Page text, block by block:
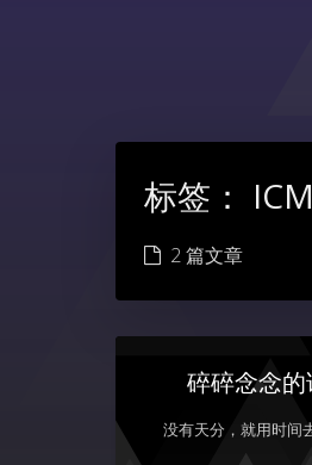
标签：
2 篇文章
碎碎念念的
没有天分，就用时间